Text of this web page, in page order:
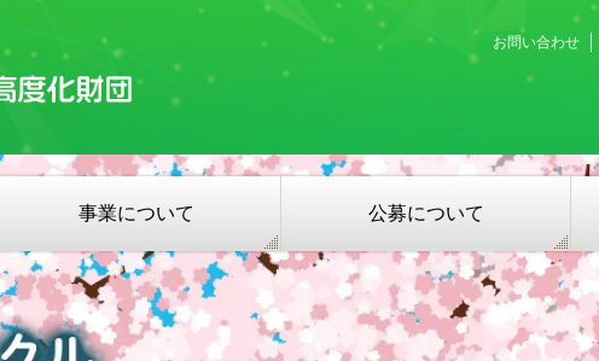
お問い合わせ
事業について 公募について